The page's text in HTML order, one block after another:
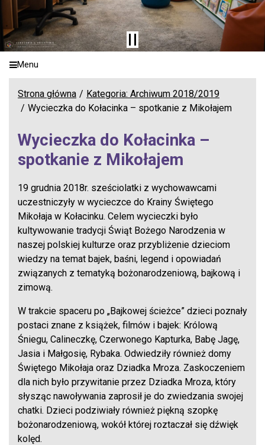
Menu
Strona główna
Kategoria: Archiwum 2018/2019
Wycieczka do Kołacinka – spotkanie z Mikołajem
Wycieczka do Kołacinka –
spotkanie z Mikołajem
19 grudnia 2018r. sześciolatki z wychowawcami
uczestniczyły w wycieczce do Krainy Świętego
Mikołaja w Kołacinku. Celem wycieczki było
kultywowanie tradycji Świąt Bożego Narodzenia w
naszej polskiej kulturze oraz przybliżenie dzieciom
wiedzy na temat bajek, baśni, legend i opowiadań
związanych z tematyką bożonarodzeniową, bajkową i
zimową.
W trakcie spaceru po „Bajkowej ścieżce” dzieci poznały
postaci znane z książek, filmów i bajek: Królową
Śniegu, Calineczkę, Czerwonego Kapturka, Babę Jagę,
Jasia i Małgosię, Rybaka. Odwiedziły również domy
Świętego Mikołaja oraz Dziadka Mroza. Zaskoczeniem
dla nich było przywitanie przez Dziadka Mroza, który
słysząc nawoływania zaprosił je do zwiedzania swojej
chatki. Dzieci podziwiały również piękną szopkę
bożonarodzeniową, wokół której roztaczał się dźwięk
kolęd.